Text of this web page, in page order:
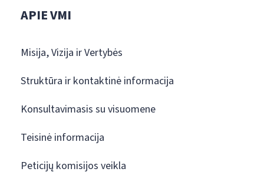
APIE VMI
Misija, Vizija ir Vertybės
Struktūra ir kontaktinė informacija
Konsultavimasis su visuomene
Teisinė informacija
Peticijų komisijos veikla